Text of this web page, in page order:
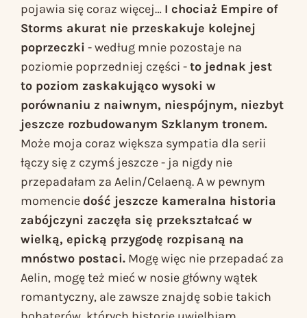
pojawia się coraz więcej… I chociaż Empire of
Storms akurat nie przeskakuje kolejnej
poprzeczki - według mnie pozostaje na
poziomie poprzedniej części -to jednak jest
to poziom zaskakująco wysoki w
porównaniu z naiwnym, niespójnym, niezbyt
jeszcze rozbudowanym Szklanym tronem.
Może moja coraz większa sympatia dla serii
łączy się z czymś jeszcze - ja nigdy nie
przepadałam za Aelin/Celaeną. A w pewnym
momencie dość jeszcze kameralna historia
zabójczyni zaczęła się przekształcać w
wielką, epicką przygodę rozpisaną na
mnóstwo postaci. Mogę więc nie przepadać za
Aelin, mogę też mieć w nosie główny wątek
romantyczny, ale zawsze znajdę sobie takich